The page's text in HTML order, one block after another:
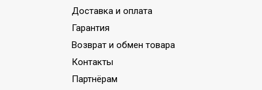
Доставка и оплата
Гарантия
Возврат и обмен товара
Контакты
Партнёрам